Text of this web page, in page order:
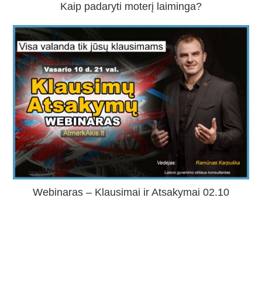
Kaip padaryti moterį laiminga?
Webinaras – Klausimai ir Atsakymai 02.10